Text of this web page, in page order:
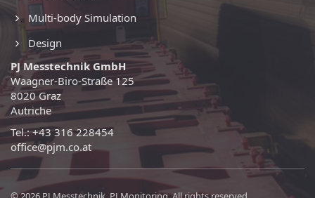
Multi-body Simulation
Design
PJ Messtechnik GmbH
Waagner-Biro-Straße 125
8020 Graz
Autriche
Tel.: +43 316 228454
office@pjm.co.at